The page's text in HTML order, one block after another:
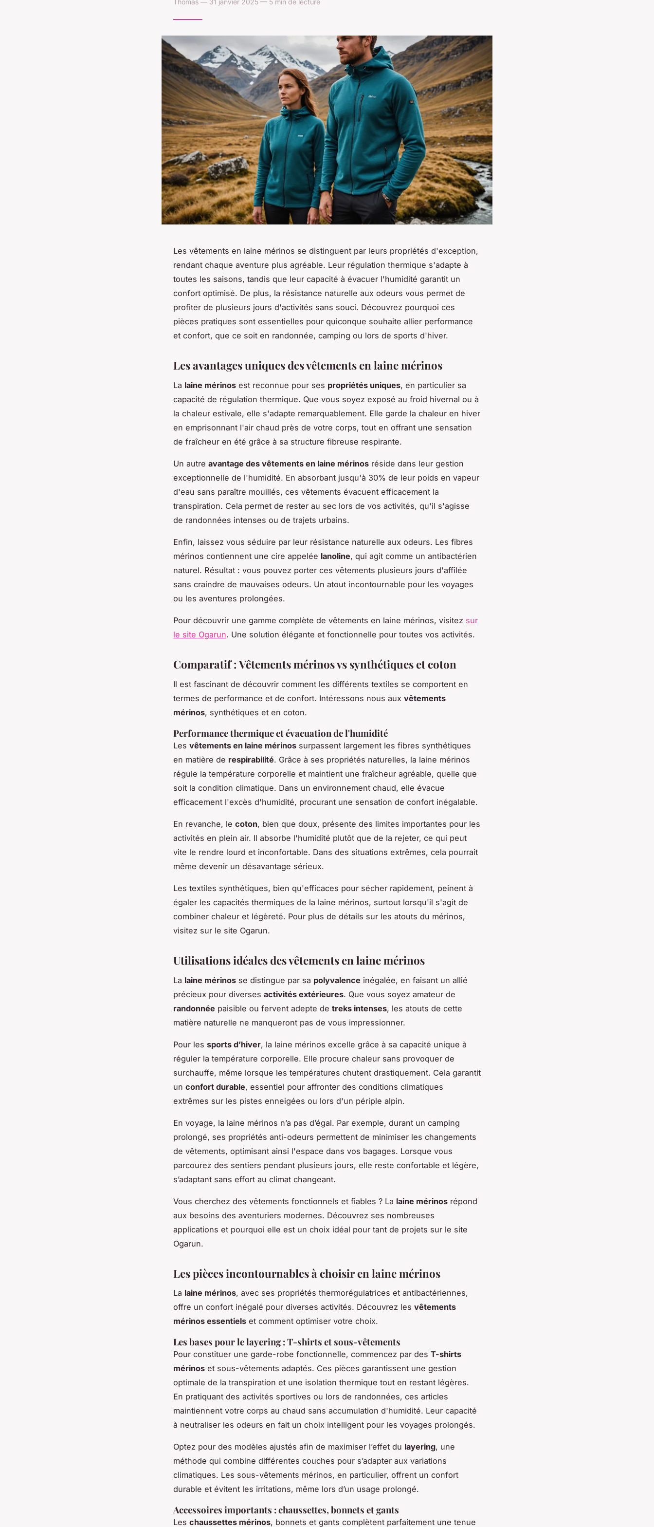
Les vêtements en laine mérinos se distinguent par leurs propriétés d'exception,
rendant chaque aventure plus agréable. Leur régulation thermique s'adapte à
toutes les saisons, tandis que leur capacité à évacuer l'humidité garantit un
confort optimisé. De plus, la résistance naturelle aux odeurs vous permet de
profiter de plusieurs jours d'activités sans souci. Découvrez pourquoi ces
pièces pratiques sont essentielles pour quiconque souhaite allier performance
et confort, que ce soit en randonnée, camping ou lors de sports d'hiver.
Les avantages uniques des vêtements en laine mérinos
La laine mérinos est reconnue pour ses propriétés uniques, en particulier sa
capacité de régulation thermique. Que vous soyez exposé au froid hivernal ou à
la chaleur estivale, elle s'adapte remarquablement. Elle garde la chaleur en hiver
en emprisonnant l'air chaud près de votre corps, tout en offrant une sensation
de fraîcheur en été grâce à sa structure fibreuse respirante.
Un autre avantage des vêtements en laine mérinos réside dans leur gestion
exceptionnelle de l'humidité. En absorbant jusqu'à 30% de leur poids en vapeur
d'eau sans paraître mouillés, ces vêtements évacuent efficacement la
transpiration. Cela permet de rester au sec lors de vos activités, qu'il s'agisse
de randonnées intenses ou de trajets urbains.
Enfin, laissez vous séduire par leur résistance naturelle aux odeurs. Les fibres
mérinos contiennent une cire appelée lanoline, qui agit comme un antibactérien
naturel. Résultat : vous pouvez porter ces vêtements plusieurs jours d'affilée
sans craindre de mauvaises odeurs. Un atout incontournable pour les voyages
ou les aventures prolongées.
Pour découvrir une gamme complète de vêtements en laine mérinos, visitez sur
le site Ogarun. Une solution élégante et fonctionnelle pour toutes vos activités.
Comparatif : Vêtements mérinos vs synthétiques et coton
Il est fascinant de découvrir comment les différents textiles se comportent en
termes de performance et de confort. Intéressons nous aux vêtements
mérinos, synthétiques et en coton.
Performance thermique et évacuation de l'humidité
Les vêtements en laine mérinos surpassent largement les fibres synthétiques
en matière de respirabilité. Grâce à ses propriétés naturelles, la laine mérinos
régule la température corporelle et maintient une fraîcheur agréable, quelle que
soit la condition climatique. Dans un environnement chaud, elle évacue
efficacement l'excès d'humidité, procurant une sensation de confort inégalable.
En revanche, le coton, bien que doux, présente des limites importantes pour les
activités en plein air. Il absorbe l'humidité plutôt que de la rejeter, ce qui peut
vite le rendre lourd et inconfortable. Dans des situations extrêmes, cela pourrait
même devenir un désavantage sérieux.
Les textiles synthétiques, bien qu'efficaces pour sécher rapidement, peinent à
égaler les capacités thermiques de la laine mérinos, surtout lorsqu'il s'agit de
combiner chaleur et légèreté. Pour plus de détails sur les atouts du mérinos,
visitez sur le site Ogarun.
Utilisations idéales des vêtements en laine mérinos
La laine mérinos se distingue par sa polyvalence inégalée, en faisant un allié
précieux pour diverses activités extérieures. Que vous soyez amateur de
randonnée paisible ou fervent adepte de treks intenses, les atouts de cette
matière naturelle ne manqueront pas de vous impressionner.
Pour les sports d’hiver, la laine mérinos excelle grâce à sa capacité unique à
réguler la température corporelle. Elle procure chaleur sans provoquer de
surchauffe, même lorsque les températures chutent drastiquement. Cela garantit
un confort durable, essentiel pour affronter des conditions climatiques
extrêmes sur les pistes enneigées ou lors d'un périple alpin.
En voyage, la laine mérinos n’a pas d’égal. Par exemple, durant un camping
prolongé, ses propriétés anti-odeurs permettent de minimiser les changements
de vêtements, optimisant ainsi l'espace dans vos bagages. Lorsque vous
parcourez des sentiers pendant plusieurs jours, elle reste confortable et légère,
s’adaptant sans effort au climat changeant.
Vous cherchez des vêtements fonctionnels et fiables ? La laine mérinos répond
aux besoins des aventuriers modernes. Découvrez ses nombreuses
applications et pourquoi elle est un choix idéal pour tant de projets sur le site
Ogarun.
Les pièces incontournables à choisir en laine mérinos
La laine mérinos, avec ses propriétés thermorégulatrices et antibactériennes,
offre un confort inégalé pour diverses activités. Découvrez les vêtements
mérinos essentiels et comment optimiser votre choix.
Les bases pour le layering : T-shirts et sous-vêtements
Pour constituer une garde-robe fonctionnelle, commencez par des T-shirts
mérinos et sous-vêtements adaptés. Ces pièces garantissent une gestion
optimale de la transpiration et une isolation thermique tout en restant légères.
En pratiquant des activités sportives ou lors de randonnées, ces articles
maintiennent votre corps au chaud sans accumulation d'humidité. Leur capacité
à neutraliser les odeurs en fait un choix intelligent pour les voyages prolongés.
Optez pour des modèles ajustés afin de maximiser l’effet du layering, une
méthode qui combine différentes couches pour s’adapter aux variations
climatiques. Les sous-vêtements mérinos, en particulier, offrent un confort
durable et évitent les irritations, même lors d’un usage prolongé.
Accessoires importants : chaussettes, bonnets et gants
Les chaussettes mérinos, bonnets et gants complètent parfaitement une tenue